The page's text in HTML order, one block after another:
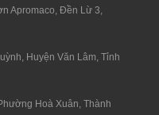
Apromaco, Đền Lừ 3,
Huyện Văn Lâm, Tỉnh
Hoà Xuân, Thành